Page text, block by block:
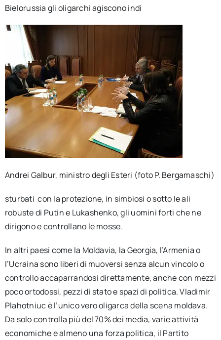
Bielorussia gli oligarchi agiscono indi
Andrei Galbur, ministro degli Esteri (foto P. Bergamaschi)
sturbati con la protezione, in simbiosi o sotto le ali
robuste di Putin e Lukashenko, gli uomini forti che ne
dirigono e controllano le mosse.
In altri paesi come la Moldavia, la Georgia, l’Armenia o
l’Ucraina sono liberi di muoversi senza alcun vincolo o
controllo accaparrandosi direttamente, anche con mezzi
poco ortodossi, pezzi di stato e spazi di politica. Vladimir
Plahotniuc è l’unico vero oligarca della scena moldava.
Da solo controlla più del 70% dei media, varie attività
economiche e almeno una forza politica, il Partito